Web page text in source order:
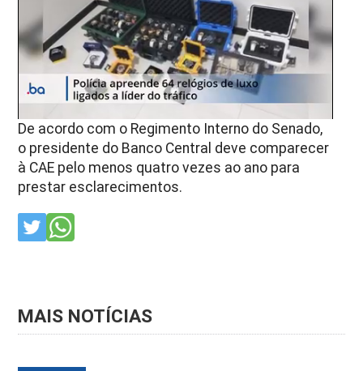
De acordo com o Regimento Interno do Senado,
o presidente do Banco Central deve comparecer
à CAE pelo menos quatro vezes ao ano para
prestar esclarecimentos.
MAIS NOTÍCIAS